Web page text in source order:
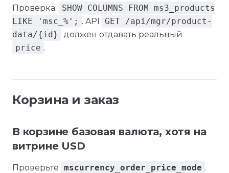
Проверка:
SHOW COLUMNS FROM ms3_products
LIKE 'msc_%'; . API
GET /api/mgr/product-
data/{id}
должен отдавать реальный
price .
Корзина и заказ
В корзине базовая валюта, хотя на
витрине USD
Проверьте mscurrency_order_price_mode .